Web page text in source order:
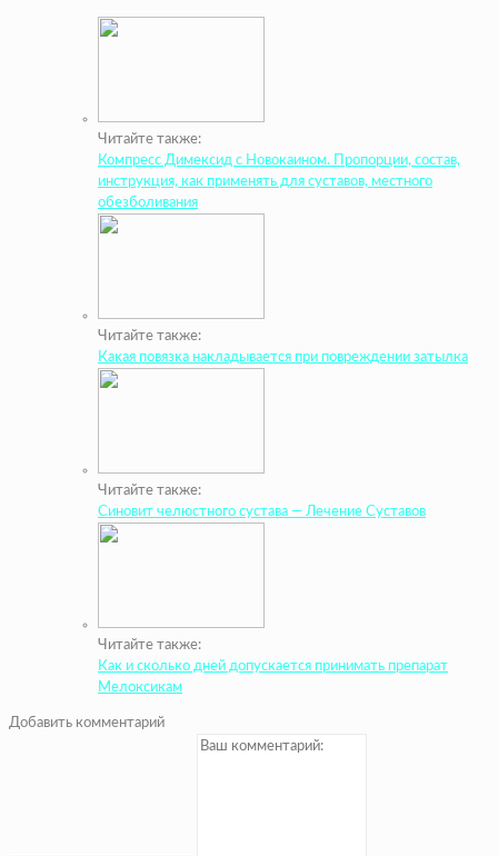
Читайте также:
Компресс Димексид с Новокаином. Пропорции, состав,
инструкция, как применять для суставов, местного
обезболивания
Читайте также:
Какая повязка накладывается при повреждении затылка
Читайте также:
Синовит челюстного сустава — Лечение Суставов
Читайте также:
Как и сколько дней допускается принимать препарат
Мелоксикам
Добавить комментарий